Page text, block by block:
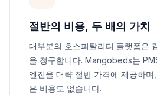
절반의 비용, 두 배의 가치
대부분의 호스피탈리티 플랫폼은
을 청구합니다. Mangobeds는
엔진을 대략 절반 가격에 제공하
은 비용도 없습니다.